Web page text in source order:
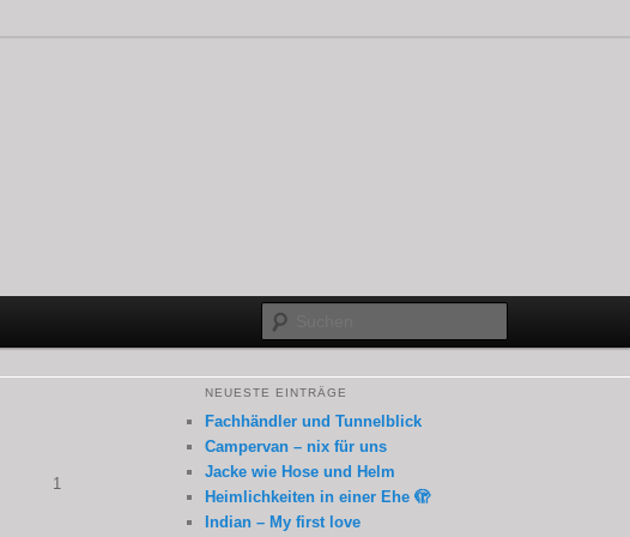
1
NEUESTE EINTRÄGE
Fachhändler und Tunnelblick
Campervan – nix für uns
Jacke wie Hose und Helm
Heimlichkeiten in einer Ehe 🫣
Indian – My first love